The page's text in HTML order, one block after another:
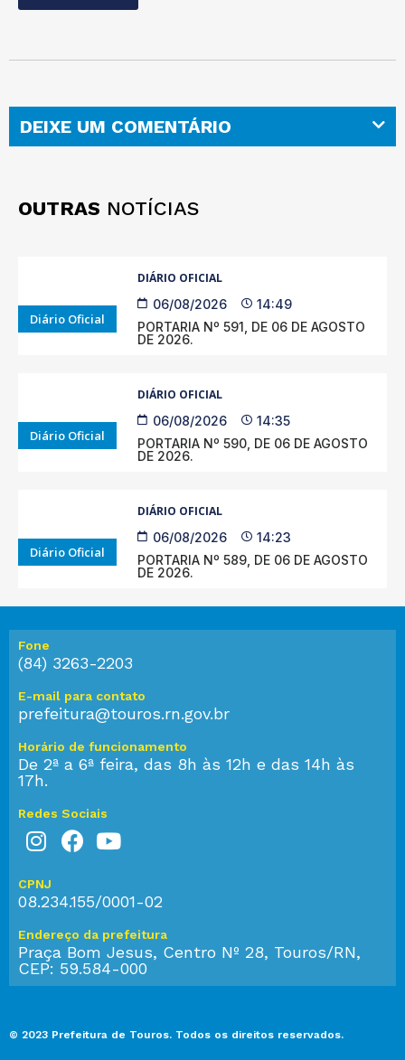
DEIXE UM COMENTÁRIO
OUTRAS NOTÍCIAS
Diário Oficial
DIÁRIO OFICIAL
06/08/2026
14:49
PORTARIA Nº 591, DE 06 DE AGOSTO
DE 2026.
Diário Oficial
DIÁRIO OFICIAL
06/08/2026
14:35
PORTARIA Nº 590, DE 06 DE AGOSTO
DE 2026.
Diário Oficial
DIÁRIO OFICIAL
06/08/2026
14:23
PORTARIA Nº 589, DE 06 DE AGOSTO
DE 2026.
Fone
(84) 3263-2203
E-mail para contato
prefeitura@touros.rn.gov.br
Horário de funcionamento
De 2ª a 6ª feira, das 8h às 12h e das 14h às
17h.
Redes Sociais
CPNJ
08.234.155/0001-02
Endereço da prefeitura
Praça Bom Jesus, Centro Nº 28, Touros/RN,
CEP: 59.584-000
© 2023 Prefeitura de Touros. Todos os direitos reservados.